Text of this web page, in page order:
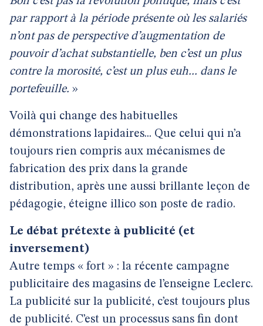
par rapport à la période présente où les salariés
n’ont pas de perspective d’augmentation de
pouvoir d’achat substantielle, ben c’est un plus
contre la morosité, c’est un plus euh... dans le
portefeuille. »
Voilà qui change des habituelles
démonstrations lapidaires... Que celui qui n’a
toujours rien compris aux mécanismes de
fabrication des prix dans la grande
distribution, après une aussi brillante leçon de
pédagogie, éteigne illico son poste de radio.
Le débat prétexte à publicité (et
inversement)
Autre temps « fort » : la récente campagne
publicitaire des magasins de l’enseigne Leclerc.
La publicité sur la publicité, c’est toujours plus
de publicité. C’est un processus sans fin dont